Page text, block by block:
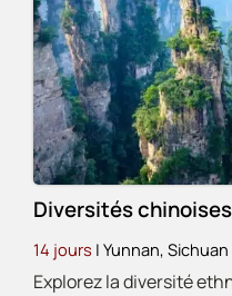
Diversités chinoises
14 jours | Yunnan,
Explorez la diversité